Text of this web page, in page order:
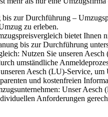
zur Durchführung –
zu erleben.
bietet
bis zur Durchführung
Nutzen Sie unseren
umständliche
Aesch (LU)-Service,
und kostenfreien
Unser
Anforderungen